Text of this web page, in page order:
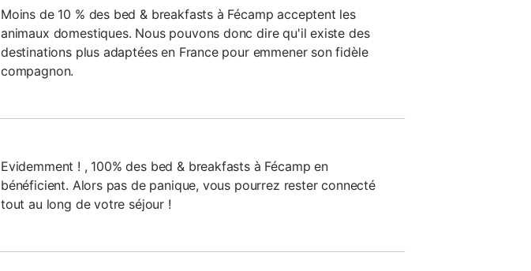
Moins de 10 % des bed & breakfasts à Fécamp acceptent les
animaux domestiques. Nous pouvons donc dire qu'il existe des
destinations plus adaptées en France pour emmener son fidèle
compagnon.
Evidemment ! , 100% des bed & breakfasts à Fécamp en
bénéficient. Alors pas de panique, vous pourrez rester connecté
tout au long de votre séjour !